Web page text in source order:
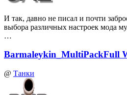
И так, давно не писал и почти
выбора различных настроек мода
…
Barmaleykin_MultiPackFull
@ Танки